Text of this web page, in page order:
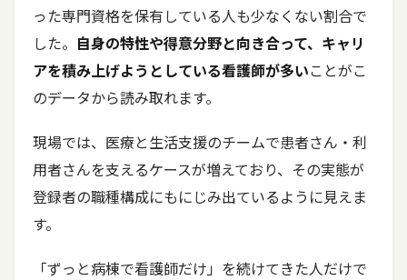
った専門資格を保有している人も少なくない割合で
した。 自身の特性や得意分野と向き合って、キャリ
アを積み上げようとしている看護師が多いことがこ
のデータから読み取れます。
現場では、医療と生活支援のチームで患者さん・利
用者さんを支えるケースが増えており、その実態が
登録者の職種構成にもにじみ出ているように見えま
す。
「ずっと病棟で看護師だけ」を続けてきた人だけで